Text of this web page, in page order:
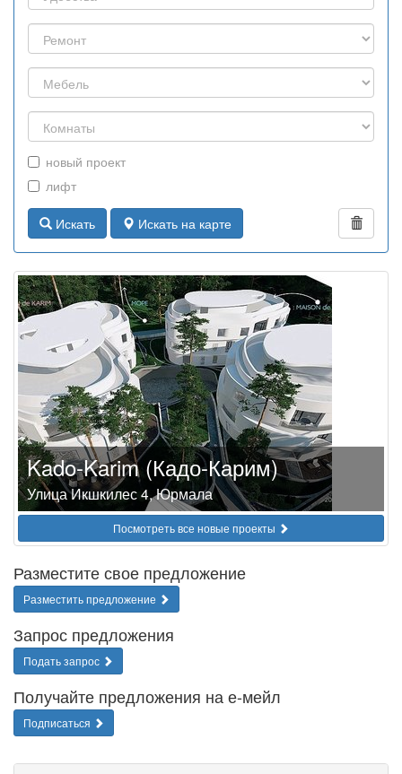
новый проект
лифт
Искать Искать на карте
Kado-Karim (Кадо-Карим)
Улица Икшкилес 4, Юрмала
Посмотреть все новые проекты
Разместите свое предложение
Разместить предложение
Запрос предложения
Подать запрос
Получайте предложения на е-мейл
Подписаться